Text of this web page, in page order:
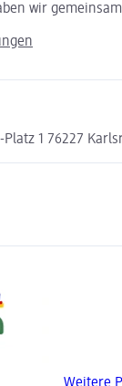
wir
1 76227
Weitere